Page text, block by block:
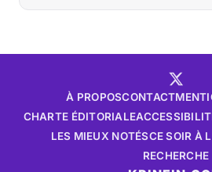
À PROPOSCONTACT
CHARTE ÉDITORIALE
LES MIEUX NOTÉSCE SOIR À
RECHERCHE